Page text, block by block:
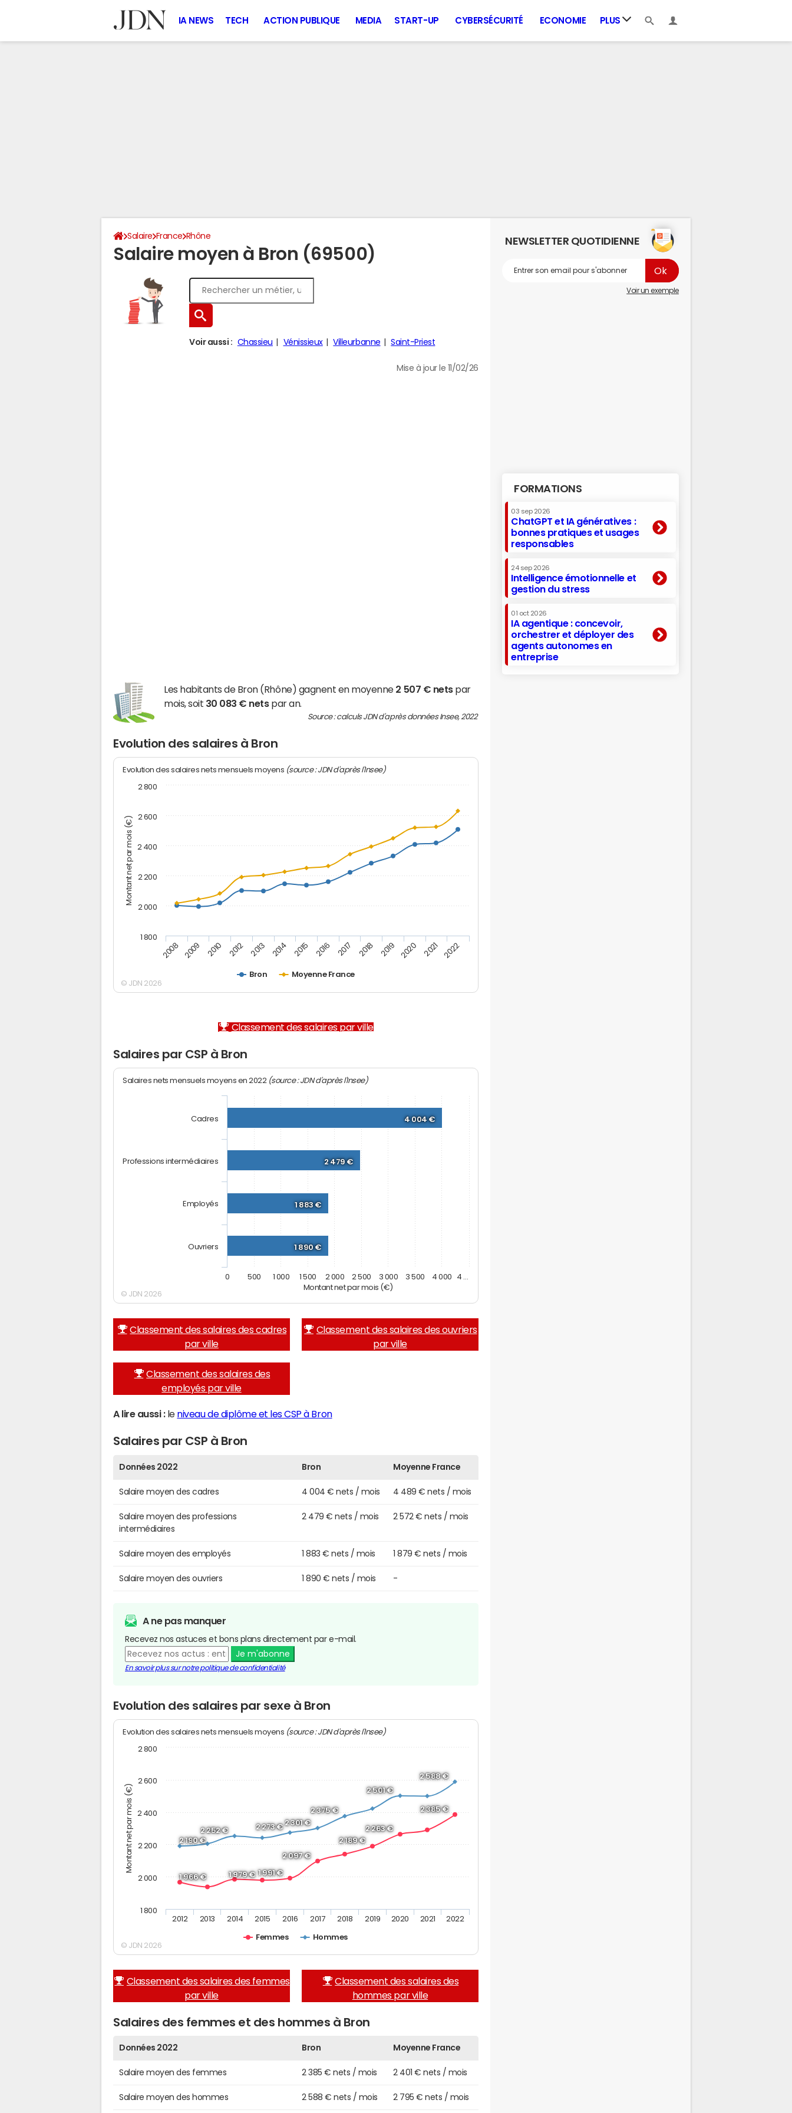
IA NEWS TECH ACTION PUBLIQUE MEDIA START-UP CYBERSÉCURITÉ ECONOMIE PLUS
Salaire France Rhône
Salaire moyen à Bron (69500)
Voir aussi : Chassieu Vénissieux Villeurbanne Saint-Priest
Mise à jour le 11/02/26
Les habitants de Bron (Rhône) gagnent en moyenne 2 507 € netspar
mois, soit 30 083 € netspar an.
Source : calculs JDN d'après données Insee, 2022
Evolution des salaires à Bron
Montant net par mois (€)
Evolution des salaires nets mensuels moyens (source : JDN d'après l'Insee)
Bron Moyenne France
2008 2009 2010 2012 2013 2014 2015 2016 2017 2018 2019 2020 2021 2022
1 800
2 000
2 200
2 400
2 600
2 800
© JDN 2026
Classement des salaires par ville
Salaires par CSP à Bron
Montant net par mois (€)
Salaires nets mensuels moyens en 2022 (source : JDN d'après l'Insee)
4 004 €
2 479 €
1 883 €
1 890 €
Cadres
Professions intermédiaires
Employés
Ouvriers
0 500 1 000 1 500 2 000 2 500 3 000 3 500 4 000 4 …
© JDN 2026
Classement des salaires des cadres
par ville
Classement des salaires des ouvriers
par ville
Classement des salaires des
employés par ville
A lire aussi :le niveau de diplôme et les CSP à Bron
Salaires par CSP à Bron
Données 2022 Bron Moyenne France
Salaire moyen des cadres 4 004 € nets / mois 4 489 € nets / mois
Salaire moyen des professions
intermédiaires
2 479 € nets / mois 2 572 € nets / mois
Salaire moyen des employés 1 883 € nets / mois 1 879 € nets / mois
Salaire moyen des ouvriers 1 890 € nets / mois -
A ne pas manquer
Recevez nos astuces et bons plans directement par e-mail.
Je m'abonne
En savoir plus sur notre politique de confidentialité
Evolution des salaires par sexe à Bron
Montant net par mois (€)
Evolution des salaires nets mensuels moyens (source : JDN d'après l'Insee)
1 966 € 1 979 € 1 991 €
2 097 €
2 189 €
2 263 €
2 385 €
2 190 €
2 252 € 2 273 €
2 301 €
2 375 €
2 501 €
2 588 €
Femmes Hommes
2012 2013 2014 2015 2016 2017 2018 2019 2020 2021 2022
1 800
2 000
2 200
2 400
2 600
2 800
© JDN 2026
Classement des salaires des femmes
par ville
Classement des salaires des
hommes par ville
Salaires des femmes et des hommes à Bron
Données 2022 Bron Moyenne France
Salaire moyen des femmes 2 385 € nets / mois 2 401 € nets / mois
Salaire moyen des hommes 2 588 € nets / mois 2 795 € nets / mois
NEWSLETTER QUOTIDIENNE
Voir un exemple
FORMATIONS
03 sep 2026
ChatGPT et IA génératives :
bonnes pratiques et usages
responsables
24 sep 2026
Intelligence émotionnelle et
gestion du stress
01 oct 2026
IA agentique : concevoir,
orchestrer et déployer des
agents autonomes en
entreprise